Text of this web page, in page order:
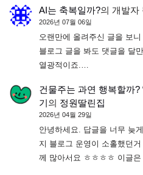
AI는 축복일까?의 개발자
2026년 07월 06일
오랜만에 올려주신 글을 보
블로그 글을 봐도 댓글을 달
열광적이죠.…
건물주는 과연 행복할까?
기의 정원딸린집
2026년 04월 29일
안녕하세요. 답글을 너무 늦
지 블로그 운영이 소홀했던
께 많아서요 ㅎㅎㅎㅎ 이글